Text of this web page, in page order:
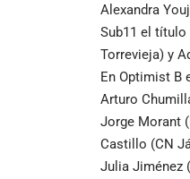
Alexandra
Sub11 el título
Torrevieja) y
En Optimist B
Arturo
Jorge Morant
Castillo (CN
Julia Jiménez